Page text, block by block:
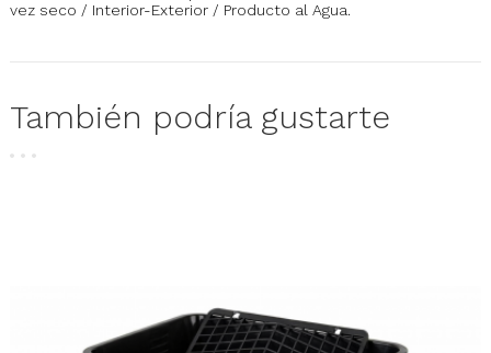
vez seco / Interior-Exterior / Producto al Agua.
También podría gustarte